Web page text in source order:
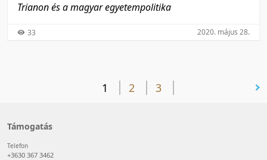
Trianon és a magyar egyetempolitika
33 2020. május 28.
1 2 3
Támogatás
Telefon
+3630 367 3462